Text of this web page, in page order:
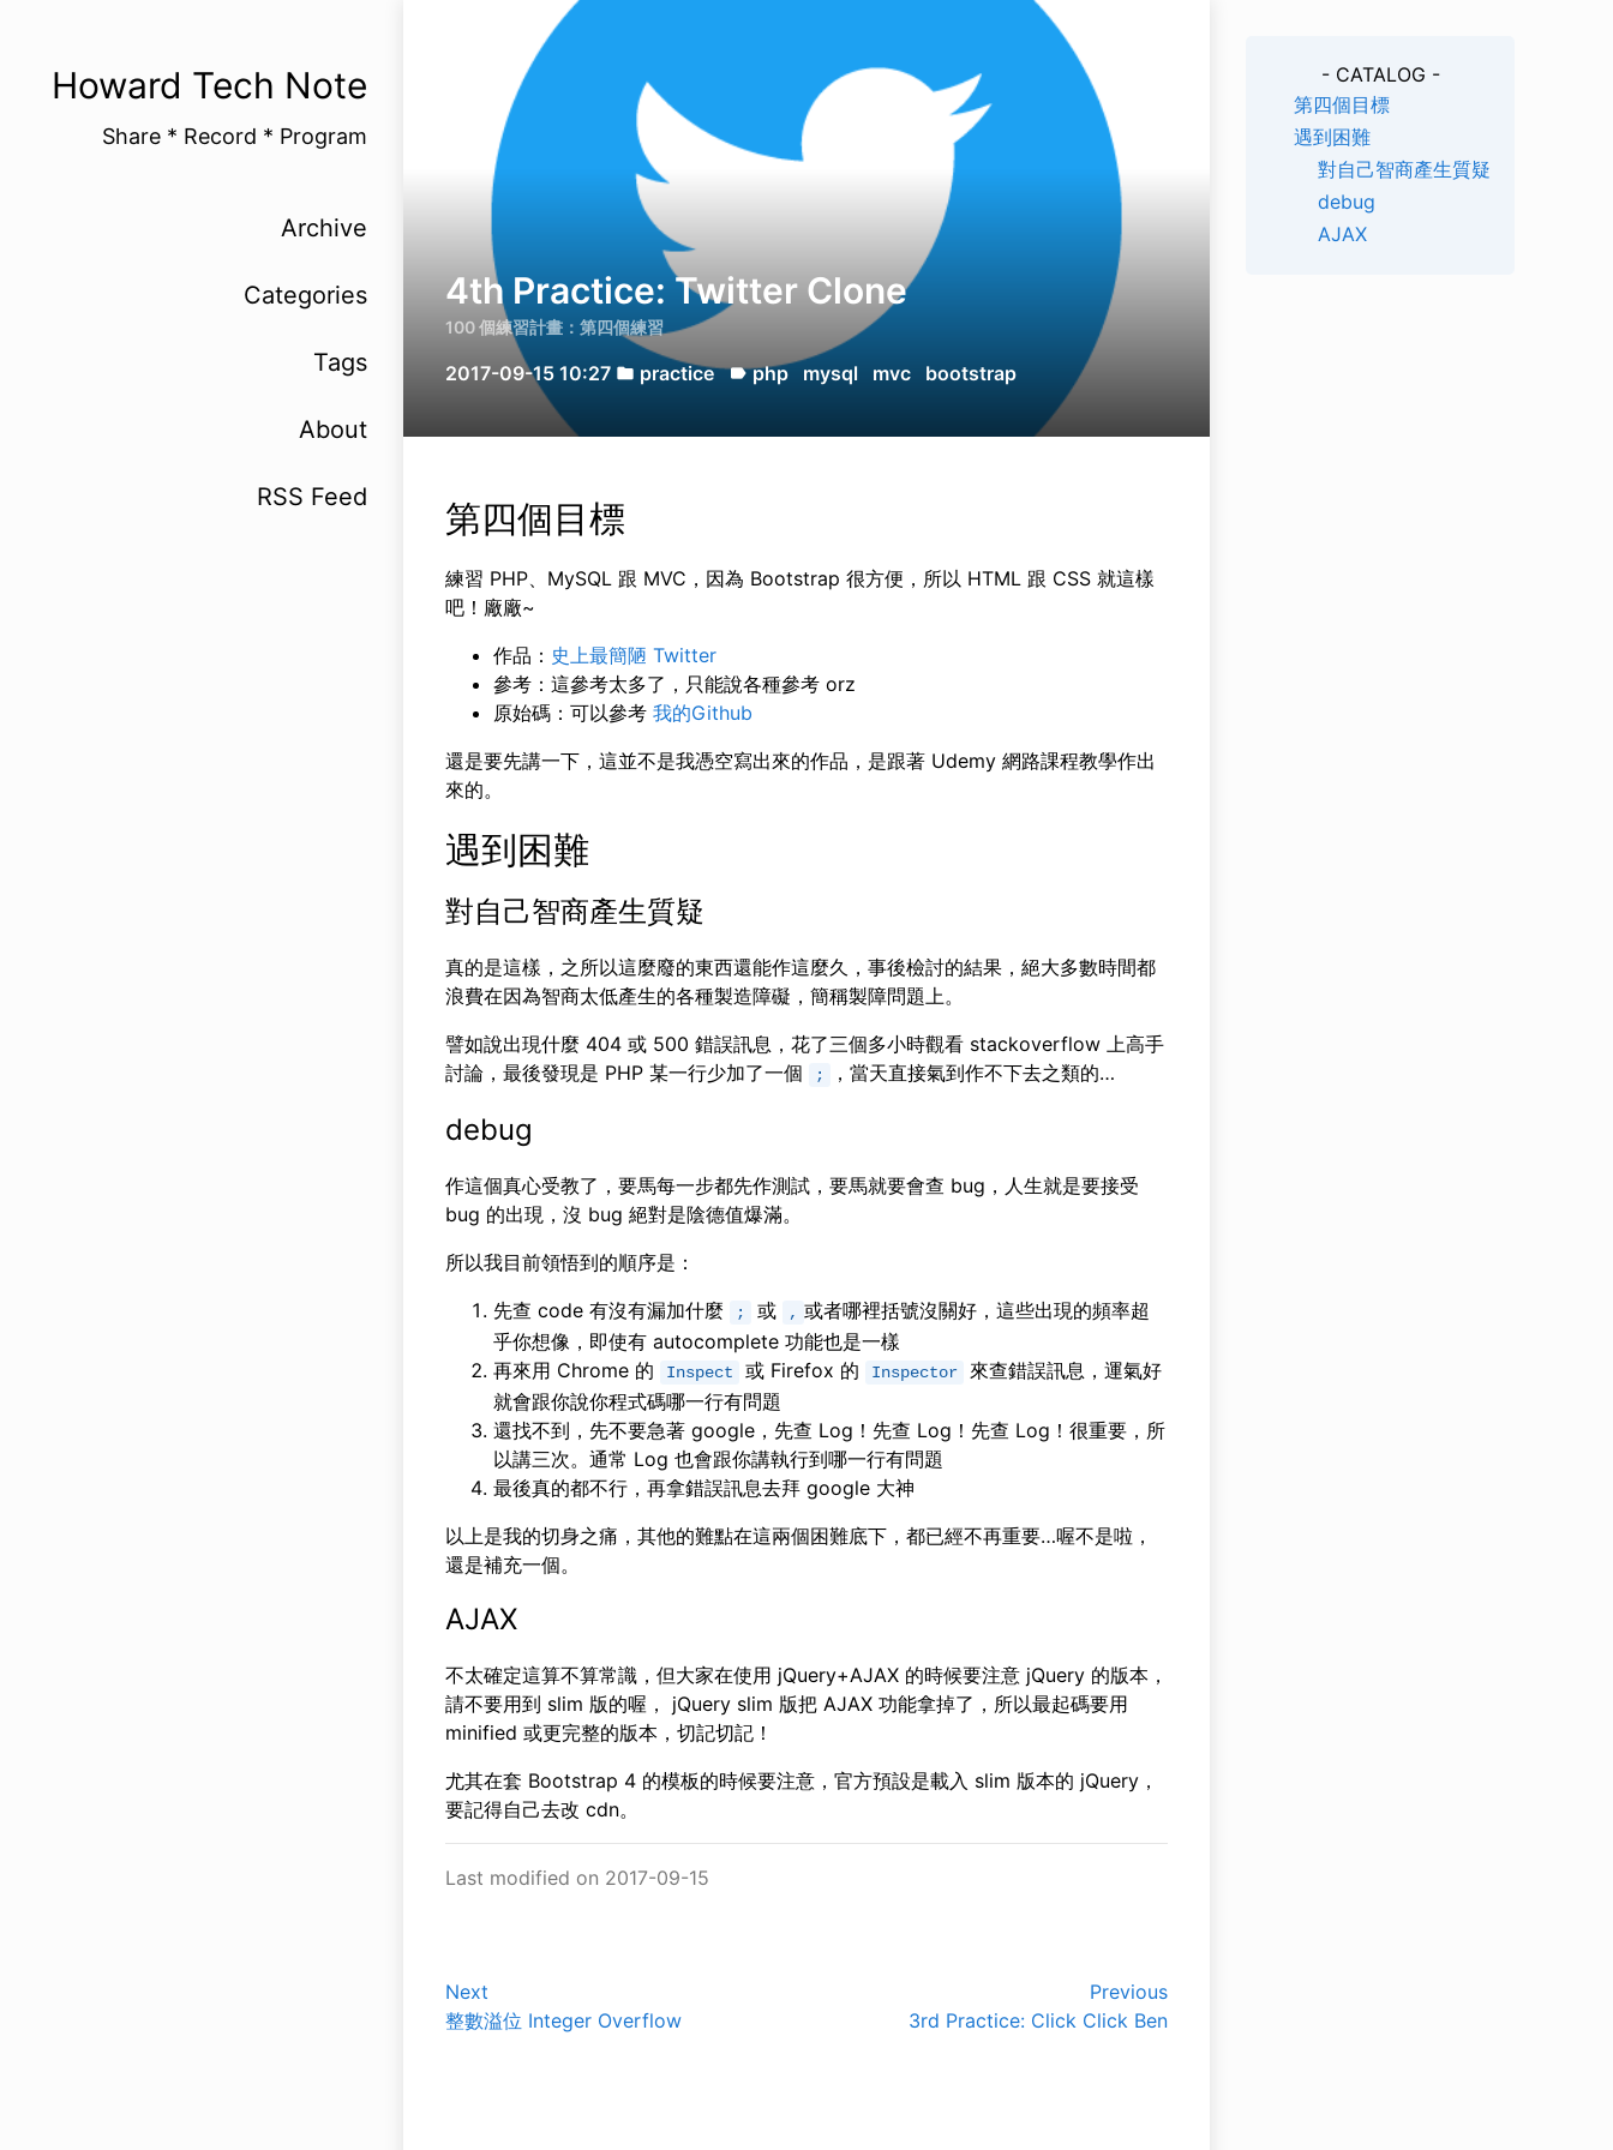
4th Practice: Twitter Clone
100 個練習計畫：第四個練習
2017-09-15 10:27 folder practice label php mysql mvc bootstrap
第四個目標
練習 PHP、MySQL 跟 MVC，因為 Bootstrap 很方便，所以 HTML 跟 CSS 就這樣
吧！廠廠~
作品： 史上最簡陋 Twitter
參考：這參考太多了，只能說各種參考 orz
原始碼：可以參考 我的Github
還是要先講一下，這並不是我憑空寫出來的作品，是跟著 Udemy 網路課程教學作出
來的。
遇到困難
對自己智商產生質疑
真的是這樣，之所以這麼廢的東西還能作這麼久，事後檢討的結果，絕大多數時間都
浪費在因為智商太低產生的各種製造障礙，簡稱製障問題上。
譬如說出現什麼 404 或 500 錯誤訊息，花了三個多小時觀看 stackoverflow 上高手
討論，最後發現是 PHP 某一行少加了一個
; ，當天直接氣到作不下去之類的…
debug
作這個真心受教了，要馬每一步都先作測試，要馬就要會查 bug，人生就是要接受
bug 的出現，沒 bug 絕對是陰德值爆滿。
所以我目前領悟到的順序是：
先查 code 有沒有漏加什麼
; 或 , 或者哪裡括號沒關好，這些出現的頻率超
乎你想像，即使有 autocomplete 功能也是一樣
再來用 Chrome 的
Inspect 或 Firefox 的 Inspector
來查錯誤訊息，運氣好
就會跟你說你程式碼哪一行有問題
還找不到，先不要急著 google，先查 Log！先查 Log！先查 Log！很重要，所
以講三次。通常 Log 也會跟你講執行到哪一行有問題
最後真的都不行，再拿錯誤訊息去拜 google 大神
以上是我的切身之痛，其他的難點在這兩個困難底下，都已經不再重要…喔不是啦，
還是補充一個。
AJAX
不太確定這算不算常識，但大家在使用 jQuery+AJAX 的時候要注意 jQuery 的版本，
請不要用到 slim 版的喔， jQuery slim 版把 AJAX 功能拿掉了，所以最起碼要用
minified 或更完整的版本，切記切記！
尤其在套 Bootstrap 4 的模板的時候要注意，官方預設是載入 slim 版本的 jQuery，
要記得自己去改 cdn。
Last modified on 2017-09-15
Next
整數溢位 Integer Overflow
Previous
3rd Practice: Click Click Ben
Howard Tech Note
Share * Record * Program
Archive
Categories
Tags
About
RSS Feed
- CATALOG -
第四個目標
遇到困難
對自己智商產生質疑
debug
AJAX